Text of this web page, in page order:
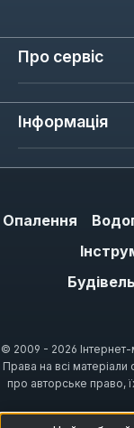
Про сервіс
Інформація
Опалення
© 2009 - 2026
Права на всі
про авторське право,